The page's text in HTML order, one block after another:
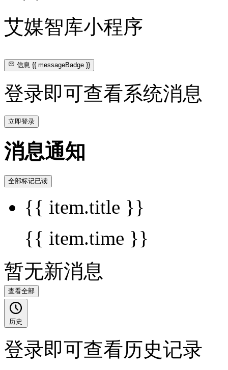
艾媒智库小程序
信息{{ messageBadge }}
登录即可查看系统消息
立即登录
消息通知
全部标记已读
{{ item.title }}
{{ item.time }}
暂无新消息
查看全部
历史
登录即可查看历史记录